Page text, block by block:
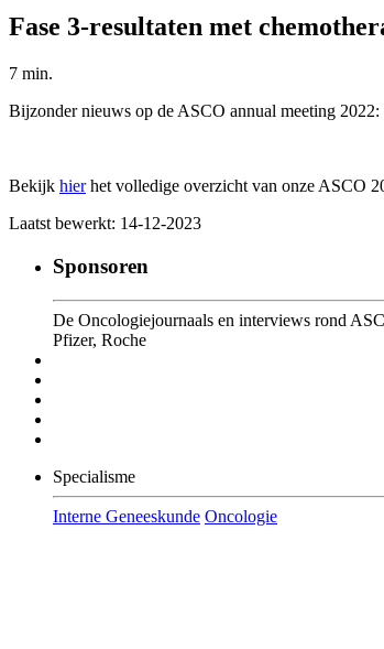
Fase 3-resultaten met
7 min.
Bijzonder nieuws op de ASCO annual meeting
Bekijk hierhet volledige overzicht van onze ASCO
Laatst bewerkt: 14-12-2023
Sponsoren
De Oncologiejournaals en interviews rond
Pfizer, Roche
Specialisme
Interne Geneeskunde Oncologie